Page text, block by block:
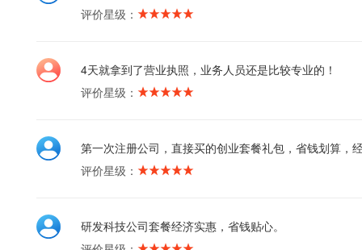
评价星级：
4天就拿到了营业执照，业务人员还是比较专业的！
评价星级：
第一次注册公司，直接买的创业套餐礼包，省钱划算，
评价星级：
研发科技公司套餐经济实惠，省钱贴心。